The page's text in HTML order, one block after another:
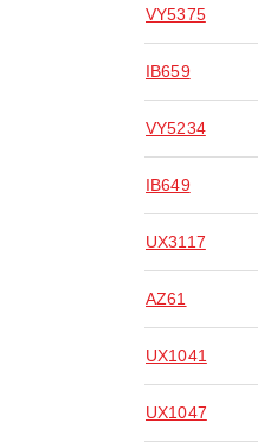
VY5375
IB659
VY5234
IB649
UX3117
AZ61
UX1041
UX1047